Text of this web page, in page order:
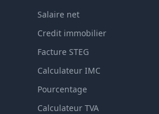
Salaire net
Credit immobilier
Facture STEG
Calculateur IMC
Pourcentage
Calculateur TVA